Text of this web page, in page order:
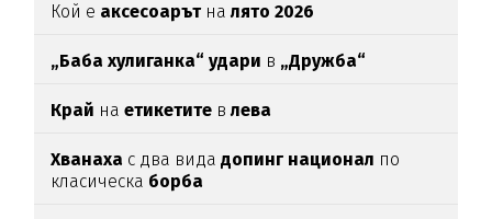
Кой е аксесоарътналято 2026
„Баба хулиганка“ удари в „Дружба“
Край наетикетите влева
Хванаха с два видадопинг национал по
класическа борба